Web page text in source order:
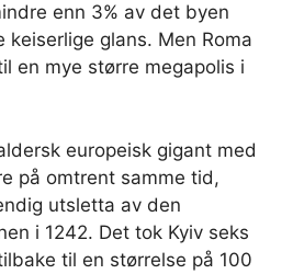
enn 3% av det byen
keiserlige glans. Men Roma
en mye større megapolis i
europeisk gigant med
på omtrent samme tid,
utsletta av den
i 1242. Det tok Kyiv seks
til en størrelse på 100